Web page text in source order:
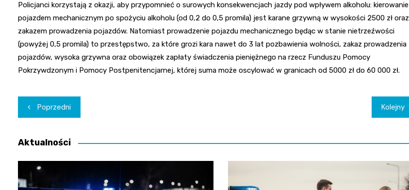
Policjanci korzystają z okazji, aby przypomnieć o surowych konsekwencjach jazdy pod wpływem alkoholu: kierowanie
pojazdem mechanicznym po spożyciu alkoholu (od 0,2 do 0,5 promila) jest karane grzywną w wysokości 2500 zł oraz
zakazem prowadzenia pojazdów. Natomiast prowadzenie pojazdu mechanicznego będąc w stanie nietrzeźwości
(powyżej 0,5 promila) to przestępstwo, za które grozi kara nawet do 3 lat pozbawienia wolności, zakaz prowadzenia
pojazdów, wysoka grzywna oraz obowiązek zapłaty świadczenia pieniężnego na rzecz Funduszu Pomocy
Pokrzywdzonym i Pomocy Postpenitencjarnej, której suma może oscylować w granicach od 5000 zł do 60 000 zł.
Nawigacja
wpisu
Poprzedni Kolejny
Aktualności